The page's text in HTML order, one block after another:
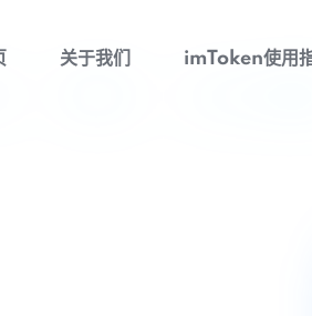
关于我们 imToken使用